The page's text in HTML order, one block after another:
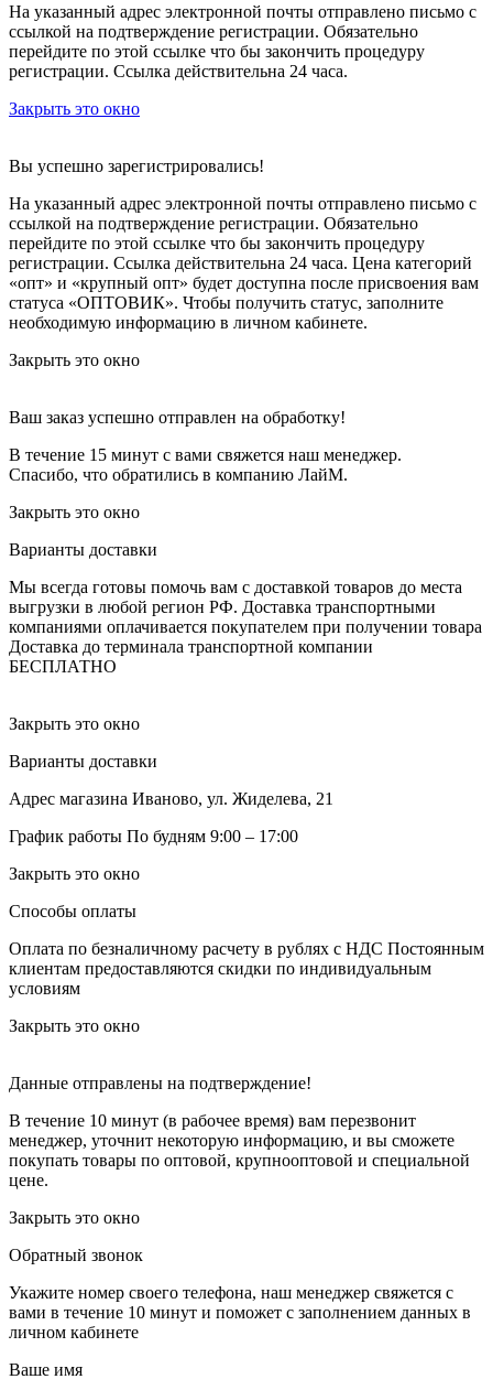
На указанный адрес электронной почты отправлено письмо с
ссылкой на подтверждение регистрации. Обязательно
перейдите по этой ссылке что бы закончить процедуру
регистрации. Ссылка действительна 24 часа.
Закрыть это окно
Вы успешно зарегистрировались!
На указанный адрес электронной почты отправлено письмо с
ссылкой на подтверждение регистрации. Обязательно
перейдите по этой ссылке что бы закончить процедуру
регистрации. Ссылка действительна 24 часа. Цена категорий
«опт» и «крупный опт» будет доступна после присвоения вам
статуса «ОПТОВИК». Чтобы получить статус, заполните
необходимую информацию в личном кабинете.
Закрыть это окно
Ваш заказ успешно отправлен на обработку!
В течение 15 минут с вами свяжется наш менеджер.
Спасибо, что обратились в компанию ЛайМ.
Закрыть это окно
Варианты доставки
Мы всегда готовы помочь вам с доставкой товаров до места
выгрузки в любой регион РФ. Доставка транспортными
компаниями оплачивается покупателем при получении товара
Доставка до терминала транспортной компании
БЕСПЛАТНО
Закрыть это окно
Варианты доставки
Адрес магазина Иваново, ул. Жиделева, 21
График работы По будням 9:00 – 17:00
Закрыть это окно
Способы оплаты
Оплата по безналичному расчету в рублях с НДС Постоянным
клиентам предоставляются скидки по индивидуальным
условиям
Закрыть это окно
Данные отправлены на подтверждение!
В течение 10 минут (в рабочее время) вам перезвонит
менеджер, уточнит некоторую информацию, и вы сможете
покупать товары по оптовой, крупнооптовой и специальной
цене.
Закрыть это окно
Обратный звонок
Укажите номер своего телефона, наш менеджер свяжется с
вами в течение 10 минут и поможет с заполнением данных в
личном кабинете
Ваше имя